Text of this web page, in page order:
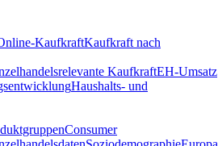
KaufkraftKaufkraft nach
KaufkraftEH-Umsatz
Haushalts- und
Consumer